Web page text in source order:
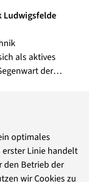
Ludwigsfelde
als aktives
der
stellt
Auf einer
und Modelle
ausgestellt.
Jahr 1965 und
optimales
Linie handelt
den Betrieb der
wir Cookies zu